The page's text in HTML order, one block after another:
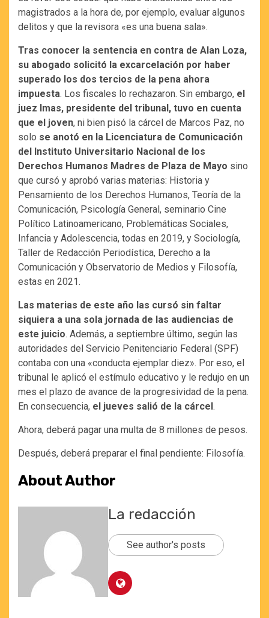
magistrados a la hora de, por ejemplo, evaluar algunos
delitos y que la revisora «es una buena sala».
Tras conocer la sentencia en contra de Alan Loza,
su abogado solicitó la excarcelación por haber
superado los dos tercios de la pena ahora
impuesta. Los fiscales lo rechazaron. Sin embargo, el
juez Imas, presidente del tribunal, tuvo en cuenta
que el joven, ni bien pisó la cárcel de Marcos Paz, no
solo se anotó en la Licenciatura de Comunicación
del Instituto Universitario Nacional de los
Derechos Humanos Madres de Plaza de Mayo sino
que cursó y aprobó varias materias: Historia y
Pensamiento de los Derechos Humanos, Teoría de la
Comunicación, Psicología General, seminario Cine
Político Latinoamericano, Problemáticas Sociales,
Infancia y Adolescencia, todas en 2019, y Sociología,
Taller de Redacción Periodística, Derecho a la
Comunicación y Observatorio de Medios y Filosofía,
estas en 2021.
Las materias de este año las cursó sin faltar
siquiera a una sola jornada de las audiencias de
este juicio. Además, a septiembre último, según las
autoridades del Servicio Penitenciario Federal (SPF)
contaba con una «conducta ejemplar diez». Por eso, el
tribunal le aplicó el estímulo educativo y le redujo en un
mes el plazo de avance de la progresividad de la pena.
En consecuencia, el jueves salió de la cárcel.
Ahora, deberá pagar una multa de 8 millones de pesos.
Después, deberá preparar el final pendiente: Filosofía.
About Author
La redacción
See author's posts